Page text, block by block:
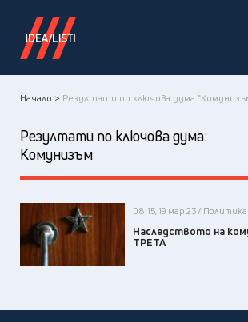
Начало > Резултати по ключова дума
Резултати по ключова дума:
Комунизъм
08:15, 19 мар 23 / Политика
Наследството на
ТРЕТА